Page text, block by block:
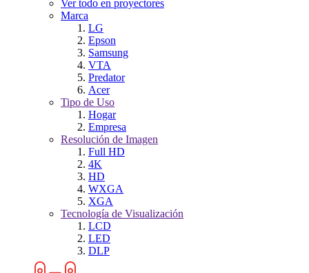
Ver todo en proyectores
Marca
LG
Epson
Samsung
VTA
Predator
Acer
Tipo de Uso
Hogar
Empresa
Resolución de Imagen
Full HD
4K
HD
WXGA
XGA
Tecnología de Visualización
LCD
LED
DLP